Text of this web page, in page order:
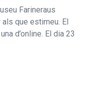
Farineraus
que estimeu. El
d’online. El dia 23